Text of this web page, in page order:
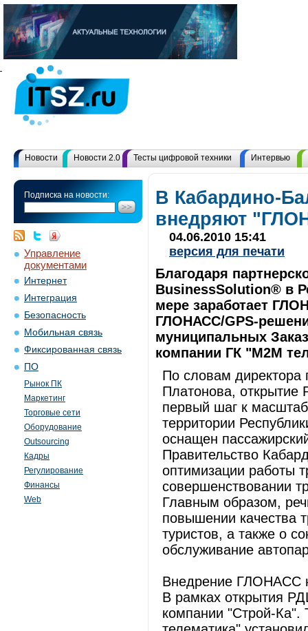
Новости Новости 2.0 Тесты цифровой техники Интервью
Подписка на новости:
Управление
документами
Интернет
Интеграция
Безопасность
Мобильная связь
Фиксированная связь
ПО
Рынок ПК
Маркетинг
Торговые сети
Оборудование
Outsourcing
Кадры
Регулирование
Финансы
Web
В Кабардино-
внедряют
04.06.2010 15:41
версия для печати
Благодаря
BusinessSolution® в
мере заработает
ГЛОНАСС/GPS-
муниципальных
компании ГК "М2М
По словам директора
Платонова, открытие
первый шаг к
территории
оснащен
Правительство
оптимизации работы
совершенствовании
Главным образом,
повышении качества
туристов, а также о
обслуживание
Внедрение ГЛОНАСС
В рамках открытия
компании "Строй-Ка".